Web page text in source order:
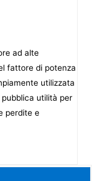
ad alte
fattore di potenza
utilizzata
utilità per
perdite e